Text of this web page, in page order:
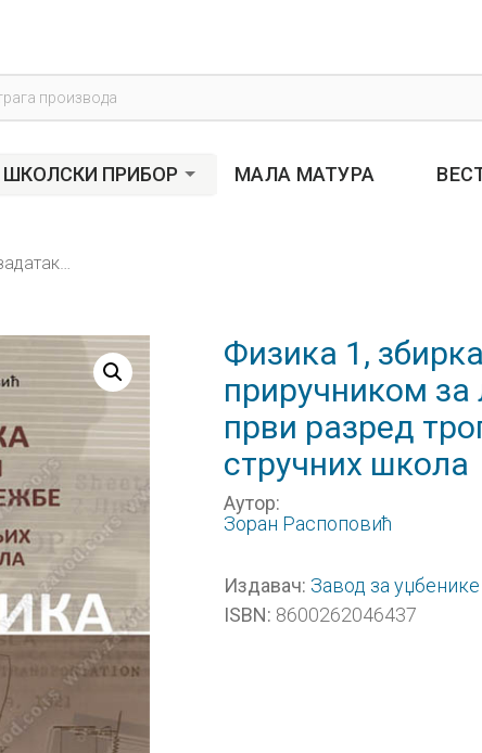
ШКОЛСКИ ПРИБОР МАЛА МАТУРА
Физика 1,
приручником за
први разред
стручних школа
Аутор:
Зоран Распоповић
Издавач: Завод за уџбенике
ISBN: 8600262046437